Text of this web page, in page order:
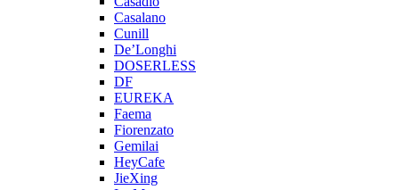
Casalano
Cunill
De’Longhi
DOSERLESS
DF
EUREKA
Faema
Fiorenzato
Gemilai
HeyCafe
JieXing